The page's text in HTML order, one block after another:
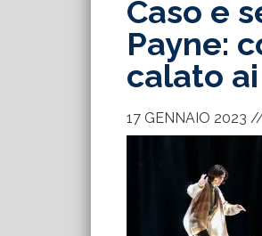
Caso e
Payne:
calato
17 GENNAIO 2023